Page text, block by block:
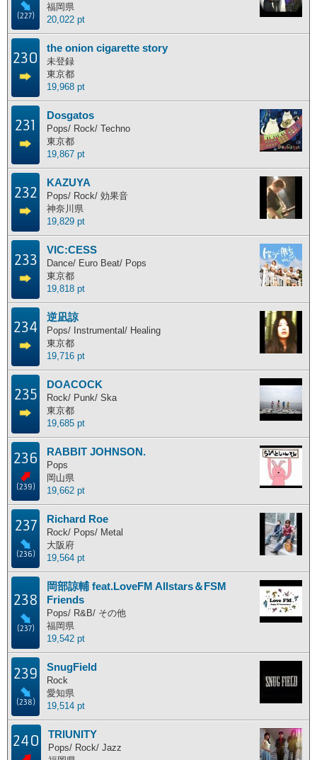
(227)
福岡県
20,022 pt
230
the onion cigarette story
未登録
東京都
19,968 pt
231
Dosgatos
Pops/ Rock/ Techno
東京都
19,867 pt
232
KAZUYA
Pops/ Rock/ 効果音
神奈川県
19,829 pt
233
VIC:CESS
Dance/ Euro Beat/ Pops
東京都
19,818 pt
234
逆凪諒
Pops/ Instrumental/ Healing
東京都
19,716 pt
235
DOACOCK
Rock/ Punk/ Ska
東京都
19,685 pt
236
(239)
RABBIT JOHNSON.
Pops
岡山県
19,662 pt
237
(236)
Richard Roe
Rock/ Pops/ Metal
大阪府
19,564 pt
238
(237)
岡部諒輔 feat.LoveFM Allstars＆FSM
Friends
Pops/ R&B/ その他
福岡県
19,542 pt
239
(238)
SnugField
Rock
愛知県
19,514 pt
240 TRIUNITY
Pops/ Rock/ Jazz